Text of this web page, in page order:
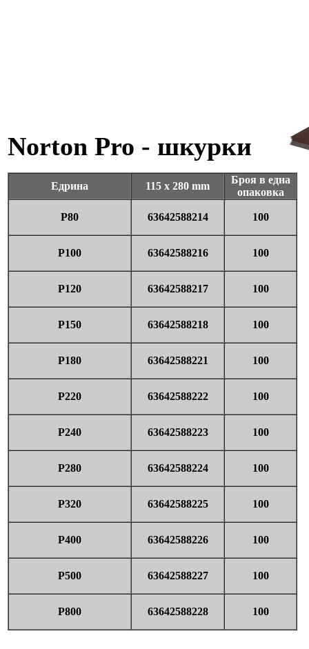
Norton Pro - шкурки
Едрина 115 x 280 mm
Броя в една
опаковка
P80 63642588214 100
P100 63642588216 100
P120 63642588217 100
P150 63642588218 100
P180 63642588221 100
P220 63642588222 100
P240 63642588223 100
P280 63642588224 100
P320 63642588225 100
P400 63642588226 100
P500 63642588227 100
P800 63642588228 100